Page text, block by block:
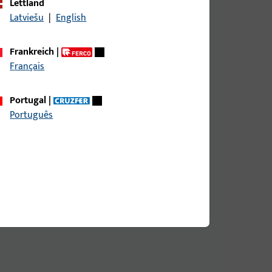
Lettland
Latviešu | English
Frankreich|
Français
Portugal|
Português